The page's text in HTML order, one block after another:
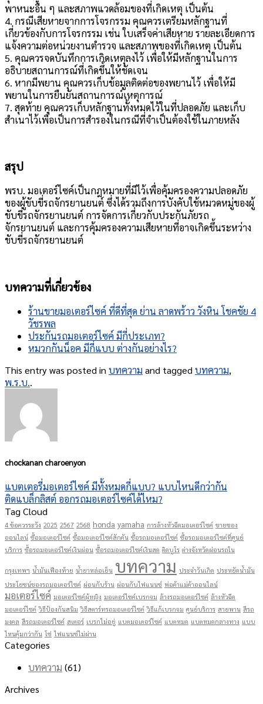
พาหนะอื่น ๆ และสภาพแวดล้อมของที่เกิดเหตุ เป็นต้น
4. กรณีเสียหายจากการโจรกรรม คุณควรเตรียมหลักฐานที่
เกี่ยวข้องกับการโจรกรรม เช่น ใบเสร็จค่าเสียหาย รายละเอียดการ
แจ้งความต่อหน่วยงานตำรวจ และสภาพของที่เกิดเหตุ เป็นต้น
5. คุณควรจดบันทึกการเกิดเหตุลงไว้ เพื่อให้มีหลักฐานในการ
อธิบายสถานการณ์ที่เกิดขึ้นให้ชัดเจน
6. หากมีพยาน คุณควรเก็บข้อมูลติดต่อของพยานไว้ เพื่อให้มี
พยานในการยืนยันสถานการณ์เหตุการณ์
7. สุดท้าย คุณควรเก็บหลักฐานทั้งหมดไว้ในที่ปลอดภัย และเก็บ
สำเนาไว้เพื่อเป็นการสำรองในกรณีที่จำเป็นต้องใช้ในภายหลัง
สรุป
พรบ. มอเตอร์ไซค์เป็นกฎหมายที่มีไว้เพื่อคุ้มครองความปลอดภัย
ของผู้ขับขี่รถจักรยานยนต์ ซึ่งได้รวมถึงการบังคับใช้หมวดหมู่ของผู้
ขับขี่รถจักรยานยนต์ การจัดการเกี่ยวกับประกันภัยรถ
จักรยานยนต์ และการคุ้มครองความเสียหายที่อาจเกิดขึ้นระหว่าง
ขับขี่รถจักรยานยนต์
บทความที่เกี่ยวข้อง
ร้านขายมอเตอร์ไซค์ ที่ดีที่สุด ย่าน ลาดพร้าว วังหิน โชคชัย 4
วัชรพล
ประกันรถมอเตอร์ไซค์ มีกี่ประเภท?
หมวกกันน็อค มีกี่แบบ ต่างกันอย่างไร?
This entry was posted inบทความand taggedบทความ,
พ.ร.บ..
chockanan charoenyon
แบตเตอรี่มอเตอร์ไซค์ มีทั้งหมดกี่แบบ? แบบไหนดีกว่ากัน
ติดแบล็กลิสต์ ออกรถมอเตอร์ไซค์ได้ไหม?
Tag Cloud
4 ข้อควรระวัง 2025 2567 2568 honda yamaha การล้างหัวฉีดมอเตอร์ไซค์ ขายของ
ออนไลน์ ซื้อมอเตอร์ไซค์ ซื้อมอเตอร์ไซค์สักคัน ซื้อรถมอเตอร์ไซค์ ซื้อรถมอเตอร์ไซค์ที่ศูนย์
บริการ ซื้อรถมอเตอร์ไซค์เงินผ่อน ซื้อรถมอเตอร์ไซค์เงินสด ติดบูโร ต่างจังหวัดผ่อนรถใน
กรุงเทพฯ น้ำมันเฟืองท้าย น้ำยาหล่อเย็น บทความ ประจำวันเกิด ประหยัดน้ำมัน
ประโยชน์ของรถมอเตอร์ไซค์ ผ่อนกับร้าน ผ่อนกับไฟแนนซ์ พ่อค้าแม่ค้าออนไลน์
มอเตอร์ไซค์ มอเตอร์ไซค์ผู้หญิง มอเตอร์ไซค์เบรกจม ล้างรถมอเตอร์ไซค์ ล้างหัวฉีด
มอเตอร์ไซค์ วิธีป้องกันสนิม วิธีสตาร์ทรถมอเตอร์ไซค์ วิธีแก้เบรกจม ศูนย์บริการ สายพาน สีรถ
มงคล สีรถมอเตอร์ไซค์ สเตอร์ เบรกไม่อยู่ แบตมอเตอร์ไซค์ แบตหมด แบตหมดกลางทาง แบบ
ไหนคุ้มกว่ากัน โซ่ ไฟแนนซ์ไม่ผ่าน
Categories
บทความ (61)
Archives